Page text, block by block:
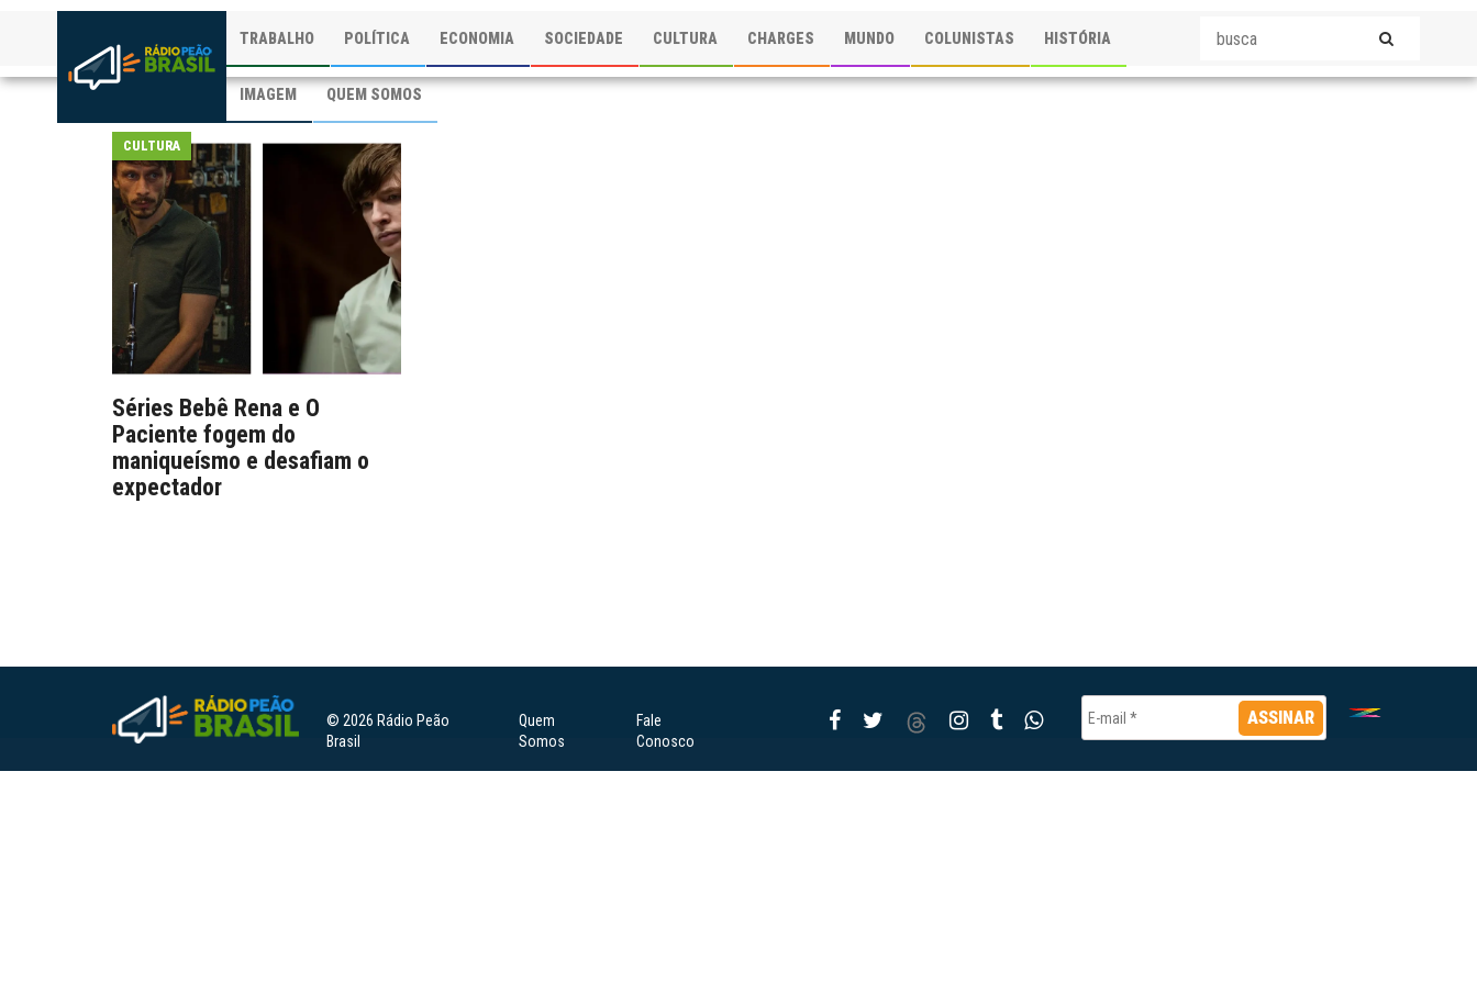
TRABALHO POLÍTICA ECONOMIA SOCIEDADE CULTURA CHARGES MUNDO COLUNISTAS HISTÓRIA
IMAGEM QUEM SOMOS
CULTURA
Séries Bebê Rena e O
Paciente fogem do
maniqueísmo e desafiam o
expectador
© 2026 Rádio Peão
Brasil
Quem
Somos
Fale
Conosco